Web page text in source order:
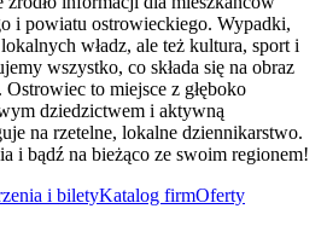
i powiatu ostrowieckiego. Wypadki,
władz, ale też kultura, sport i
wszystko, co składa się na obraz
to miejsce z głęboko
dziedzictwem i aktywną
na rzetelne, lokalne dziennikarstwo.
i bądź na bieżąco ze swoim regionem!
i biletyKatalog firmOferty